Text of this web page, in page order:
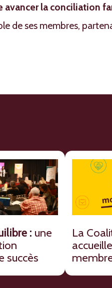
la conciliation
de ses membres,
: une
succès
La